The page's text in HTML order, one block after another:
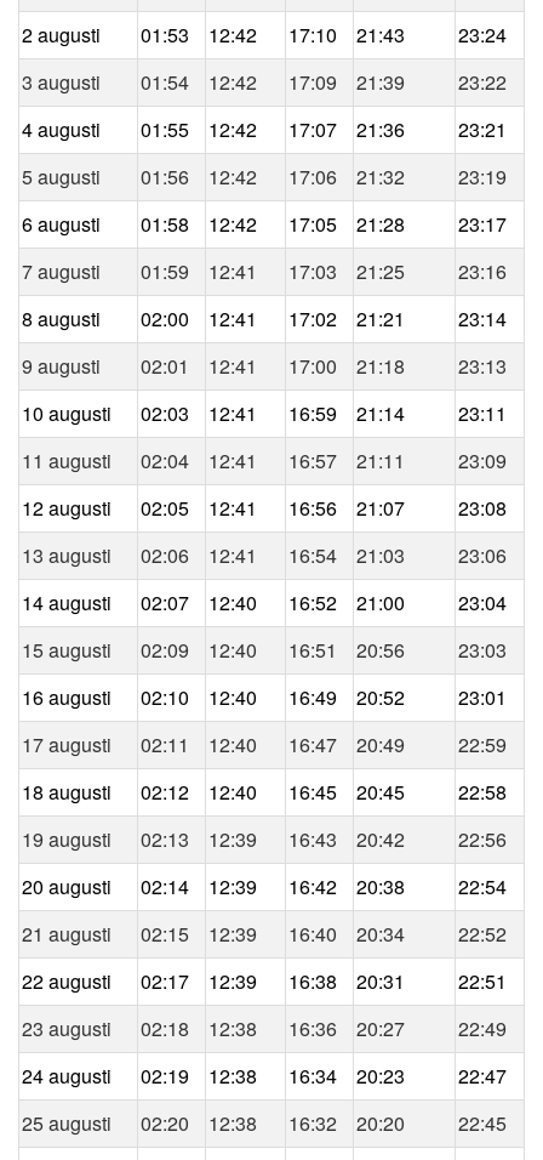
2 augusti
01:53 12:42 17:10 21:43
23:24
3 augusti
01:54 12:42 17:09 21:39
23:22
4 augusti
01:55 12:42 17:07 21:36
23:21
5 augusti
01:56 12:42 17:06 21:32
23:19
6 augusti
01:58 12:42 17:05 21:28
23:17
7 augusti
01:59 12:41 17:03 21:25
23:16
8 augusti
02:00 12:41 17:02 21:21
23:14
9 augusti
02:01 12:41 17:00 21:18
23:13
10 augusti
02:03 12:41 16:59 21:14
23:11
11 augusti
02:04 12:41 16:57 21:11
23:09
12 augusti
02:05 12:41 16:56 21:07
23:08
13 augusti
02:06 12:41 16:54 21:03
23:06
14 augusti
02:07 12:40 16:52 21:00
23:04
15 augusti
02:09 12:40 16:51 20:56
23:03
16 augusti
02:10 12:40 16:49 20:52
23:01
17 augusti
02:11 12:40 16:47 20:49
22:59
18 augusti
02:12 12:40 16:45 20:45
22:58
19 augusti
02:13 12:39 16:43 20:42
22:56
20 augusti
02:14 12:39 16:42 20:38
22:54
21 augusti
02:15 12:39 16:40 20:34
22:52
22 augusti
02:17 12:39 16:38 20:31
22:51
23 augusti
02:18 12:38 16:36 20:27
22:49
24 augusti
02:19 12:38 16:34 20:23
22:47
25 augusti
02:20 12:38 16:32 20:20
22:45